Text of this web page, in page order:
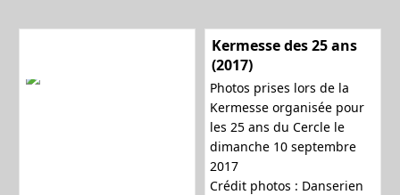
Kermesse des 25 ans
(2017)
Photos prises lors de la
Kermesse organisée pour
les 25 ans du Cercle le
dimanche 10 septembre
2017
Crédit photos : Danserien